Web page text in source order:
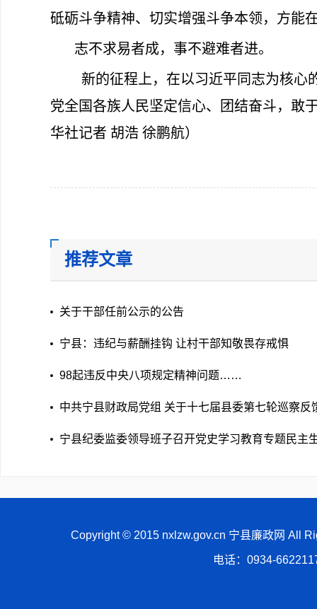
砥砺斗争精神、切实增强斗争本领，方能
志不求易者成，事不避难者进。
新的征程上，在以习近平同志为核心
党全国各族人民坚定信心、团结奋斗，敢
华社记者 胡浩 徐鹏航）
推荐文章
关于干部任前公示的公告
宁县：违纪与薪酬挂钩 让村干部知敬畏存戒惧
98起违反中央八项规定精神问题……
中共宁县财政局党组 关于十七届县委第七轮巡察反
整改落实进展情况的通报
宁县纪委监委领导班子召开党史学习教育专题民主
Copyright © 2015 nxlzw.gov.cn 宁县廉政网 All
电话：0934-